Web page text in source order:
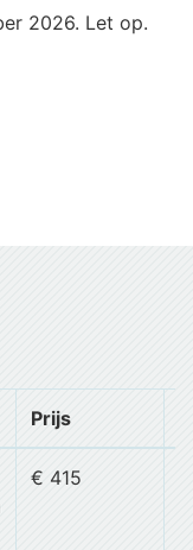
2026. Let op.
Prijs
€ 415